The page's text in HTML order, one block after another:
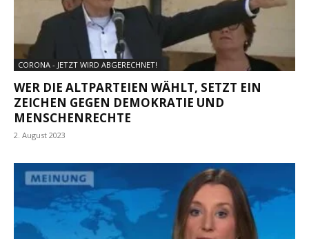
CORONA - JETZT WIRD ABGERECHNET!
WER DIE ALTPARTEIEN WÄHLT, SETZT EIN
ZEICHEN GEGEN DEMOKRATIE UND
MENSCHENRECHTE
2. August 2023